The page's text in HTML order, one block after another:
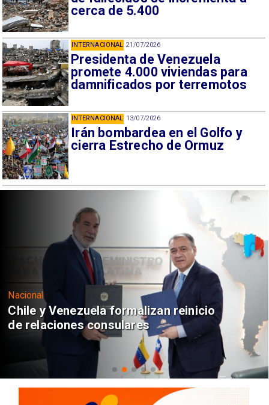
cerca de 5.400
21/07/2026
Presidenta de Venezuela
promete 4.000 viviendas para
damnificados por terremotos
INTERNACIONAL
13/07/2026
Irán bombardea en el Golfo y
cierra Estrecho de Ormuz
INTERNACIONAL
Nacional
Chile y Venezuela formalizan reinicio
de relaciones consulares